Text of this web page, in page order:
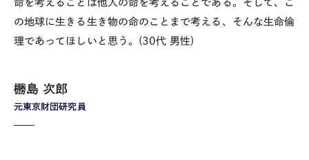
命を考えることは他人の命を考えることである。そして、こ
の地球に生きる生き物の命のことまで考える、そんな生命倫
理であってほしいと思う。(30代 男性)
元東京財団研究員
橳島 次郎